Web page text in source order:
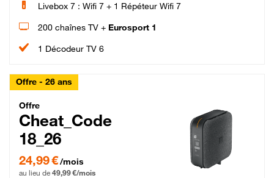
Livebox 7 : Wifi 7 + 1 Répéteur Wifi 7
200 chaînes TV + Eurosport 1
1 Décodeur TV 6
Offre - 26 ans
Cheat_Code Fibre_18_26
Offre
Cheat_Code
18_26
24,99 € par mois pendant 0 mois puis 49,99 € par mois, Sans engagement
24,99 €/mois
au lieu de 49,99 €/mois